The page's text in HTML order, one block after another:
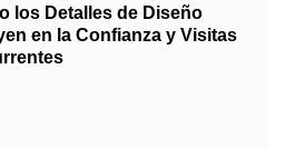
los Detalles de Diseño
en la Confianza y Visitas